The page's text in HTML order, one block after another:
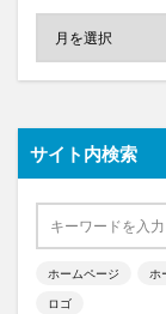
サイト内検索
ホームページ ホ
ロゴ